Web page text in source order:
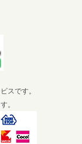
スです。
。